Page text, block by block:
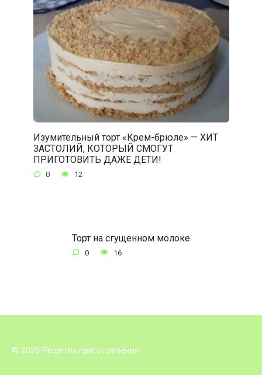
Изумительный торт «Крем-брюле» — ХИТ
ЗАСТОЛИЙ, КОТОРЫЙ СМОГУТ
ПРИГОТОВИТЬ ДАЖЕ ДЕТИ!
0 12
Торт на сгущенном молоке
0 16
© 2026 Рецепты приготовления